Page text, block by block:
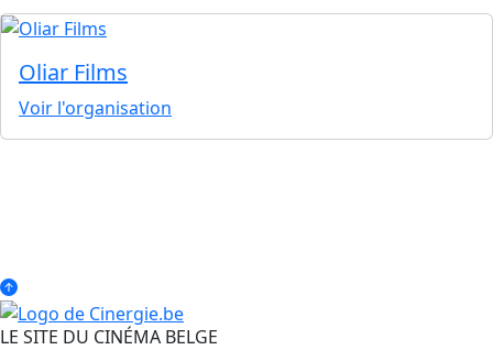
Oliar Films
Voir l'organisation
LE SITE DU CINÉMA BELGE